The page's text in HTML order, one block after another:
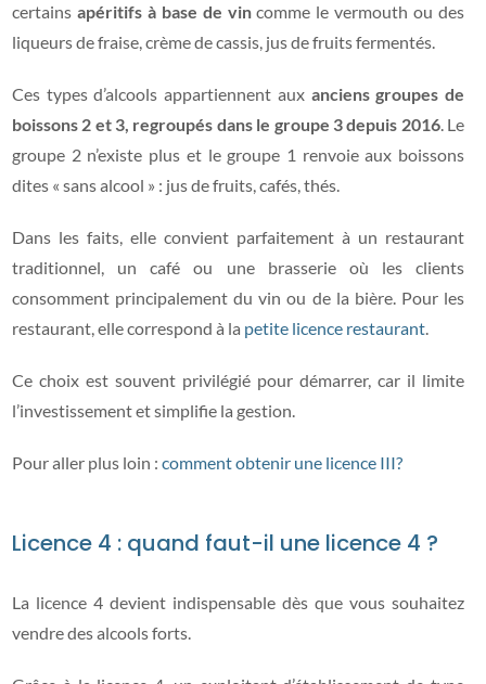
certains apéritifs à base de vincomme le vermouth ou des
liqueurs de fraise, crème de cassis, jus de fruits fermentés.
Ces types d’alcools appartiennent aux anciens groupes de
boissons 2 et 3, regroupés dans le groupe 3 depuis 2016. Le
groupe 2 n’existe plus et le groupe 1 renvoie aux boissons
dites « sans alcool » : jus de fruits, cafés, thés.
Dans les faits, elle convient parfaitement à un restaurant
traditionnel, un café ou une brasserie où les clients
consomment principalement du vin ou de la bière. Pour les
restaurant, elle correspond à la petite licence restaurant.
Ce choix est souvent privilégié pour démarrer, car il limite
l’investissement et simplifie la gestion.
Pour aller plus loin : comment obtenir une licence III?
Licence 4 : quand faut-il une licence 4 ?
La licence 4 devient indispensable dès que vous souhaitez
vendre des alcools forts.